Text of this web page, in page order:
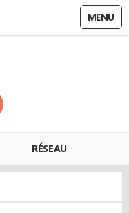
MENU
RÉSEAU